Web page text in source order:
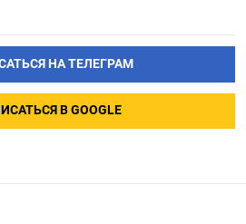
НА ТЕЛЕГРАМ
В GOOGLE